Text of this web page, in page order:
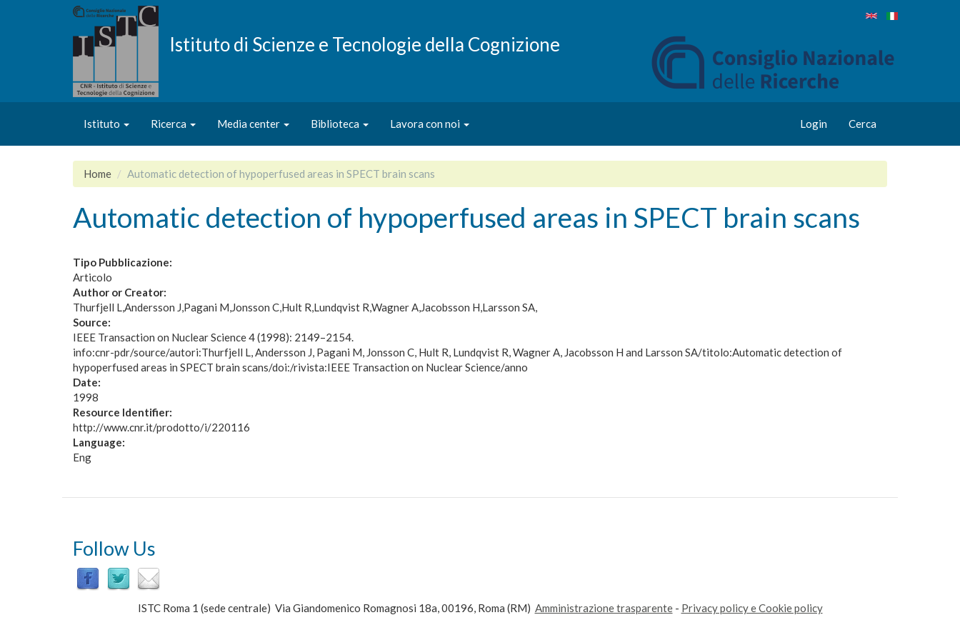
Istituto di Scienze e Tecnologie della Cognizione
Istituto Ricerca Media center Biblioteca Lavora con noi Login Cerca
Home Automatic detection of hypoperfused areas in SPECT brain scans
Automatic detection of hypoperfused areas in SPECT brain scans
Tipo Pubblicazione:
Articolo
Author or Creator:
Thurfjell L Andersson J Pagani M Jonsson C Hult R Lundqvist R Wagner A Jacobsson H Larsson SA
Source:
IEEE Transaction on Nuclear Science 4 (1998): 2149–2154.
info:cnr-pdr/source/autori:Thurfjell L, Andersson J, Pagani M, Jonsson C, Hult R, Lundqvist R, Wagner A, Jacobsson H and Larsson SA/titolo:Automatic detection of
hypoperfused areas in SPECT brain scans/doi:/rivista:IEEE Transaction on Nuclear Science/anno
Date:
1998
Resource Identifier:
http://www.cnr.it/prodotto/i/220116
Language:
Eng
Follow Us
ISTC Roma 1 (sede centrale) Via Giandomenico Romagnosi 18a, 00196, Roma (RM) Amministrazione trasparente- Privacy policy e Cookie policy